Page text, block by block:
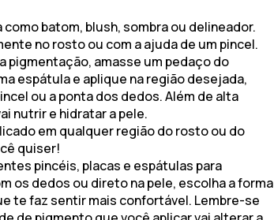
comobatom, blush, sombra ou delineador.
no rosto ou com a ajuda de um pincel.
pigmentação, amasse um pedaço do
espátula e aplique na região desejada,
ou a ponta dos dedos. Além de alta
nutrir e hidratar a pele.
em qualquer região do rosto ou do
quiser!
pincéis, placas e espátulas para
os dedos ou direto na pele, escolha a forma
te faz sentir mais confortável. Lembre-se